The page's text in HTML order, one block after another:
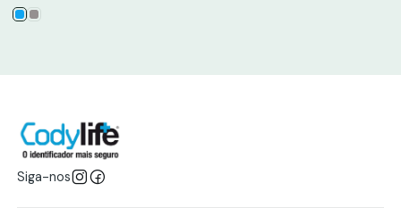
Siga-nos